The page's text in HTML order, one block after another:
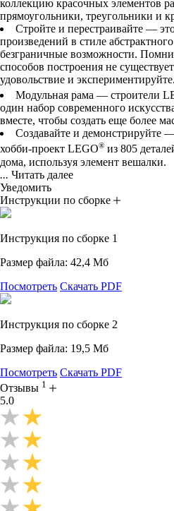
коллекцию красочных элементов
прямоугольники, треугольники и
Стройте и перестраивайте —
произведений в стиле
безграничные возможности.
способов построения не
удовольствие и экспериментируйте.
Модульная рама — строители
один набор современного
вместе, чтобы создать еще более
Создавайте и демонстрируйте —
хобби-проект LEGO® из 805
дома, используя элемент вешалки.
... Читать далее
Уведомить
Инструкции по сборке
Инструкция по сборке 1
Размер файла: 42,4 Мб
Посмотреть Скачать PDF
Инструкция по сборке 2
Размер файла: 19,5 Мб
Посмотреть Скачать PDF
Отзывы 1
5.0